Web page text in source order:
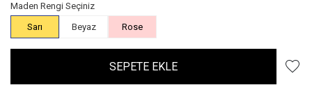
Maden Rengi Seçiniz
Sarı
Beyaz Rose
SEPETE EKLE